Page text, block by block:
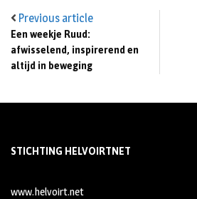
Previous article
Een weekje Ruud:
afwisselend, inspirerend en
altijd in beweging
STICHTING HELVOIRTNET
www.helvoirt.net